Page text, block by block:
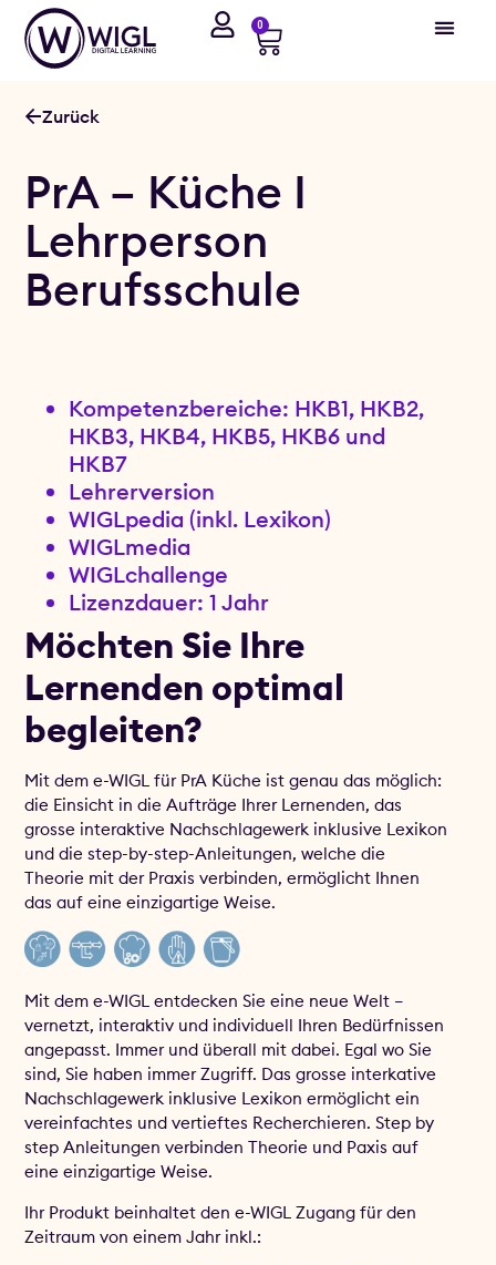
0
Zurück
PrA – Küche I
Lehrperson
Berufsschule
Kompetenzbereiche: HKB1, HKB2,
HKB3, HKB4, HKB5, HKB6 und
HKB7
Lehrerversion
WIGLpedia (inkl. Lexikon)
WIGLmedia
WIGLchallenge
Lizenzdauer: 1 Jahr
Möchten Sie Ihre
Lernenden optimal
begleiten?
Mit dem e-WIGL für PrA Küche ist genau das möglich:
die Einsicht in die Aufträge Ihrer Lernenden, das
grosse interaktive Nachschlagewerk inklusive Lexikon
und die step-by-step-Anleitungen, welche die
Theorie mit der Praxis verbinden, ermöglicht Ihnen
das auf eine einzigartige Weise.
Mit dem e-WIGL entdecken Sie eine neue Welt –
vernetzt, interaktiv und individuell Ihren Bedürfnissen
angepasst. Immer und überall mit dabei. Egal wo Sie
sind, Sie haben immer Zugriff. Das grosse interkative
Nachschlagewerk inklusive Lexikon ermöglicht ein
vereinfachtes und vertieftes Recherchieren. Step by
step Anleitungen verbinden Theorie und Paxis auf
eine einzigartige Weise.
Ihr Produkt beinhaltet den e-WIGL Zugang für den
Zeitraum von einem Jahr inkl.: